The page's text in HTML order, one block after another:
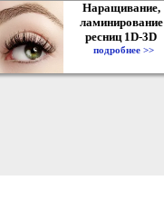
Наращивание,
ламинирование
ресниц 1D-3D
подробнее >>